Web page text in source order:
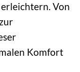
Von
Komfort